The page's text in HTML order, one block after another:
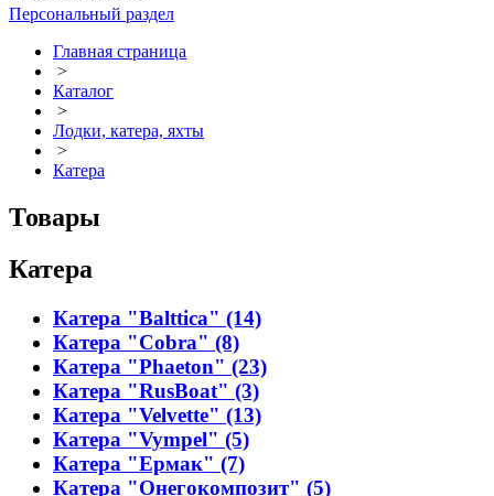
Персональный раздел
Главная страница
>
Каталог
>
Лодки, катера, яхты
>
Катера
Товары
Катера
Катера "Balttica" (14)
Катера "Cobra" (8)
Катера "Phaeton" (23)
Катера "RusBoat" (3)
Катера "Velvette" (13)
Катера "Vympel" (5)
Катера "Ермак" (7)
Катера "Онегокомпозит" (5)